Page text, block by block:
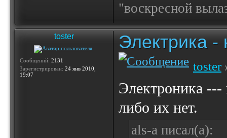
"воскресной
toster
Сообщений: 2131
Зарегистрирован: 24 янв 2010,
19:07
Электрика -
toster
Электроника ---
либо их нет.
als-a писал(а):